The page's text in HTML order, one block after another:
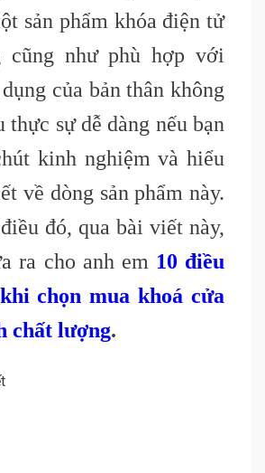
sản phẩm khóa điện tử
cũng như phù hợp với
của bản thân không
thực sự dễ dàng nếu bạn
kinh nghiệm và hiểu
về dòng sản phẩm này.
đó, qua bài viết này,
ra cho anh em 10 điều
chọn mua khoá cửa
chất lượng.